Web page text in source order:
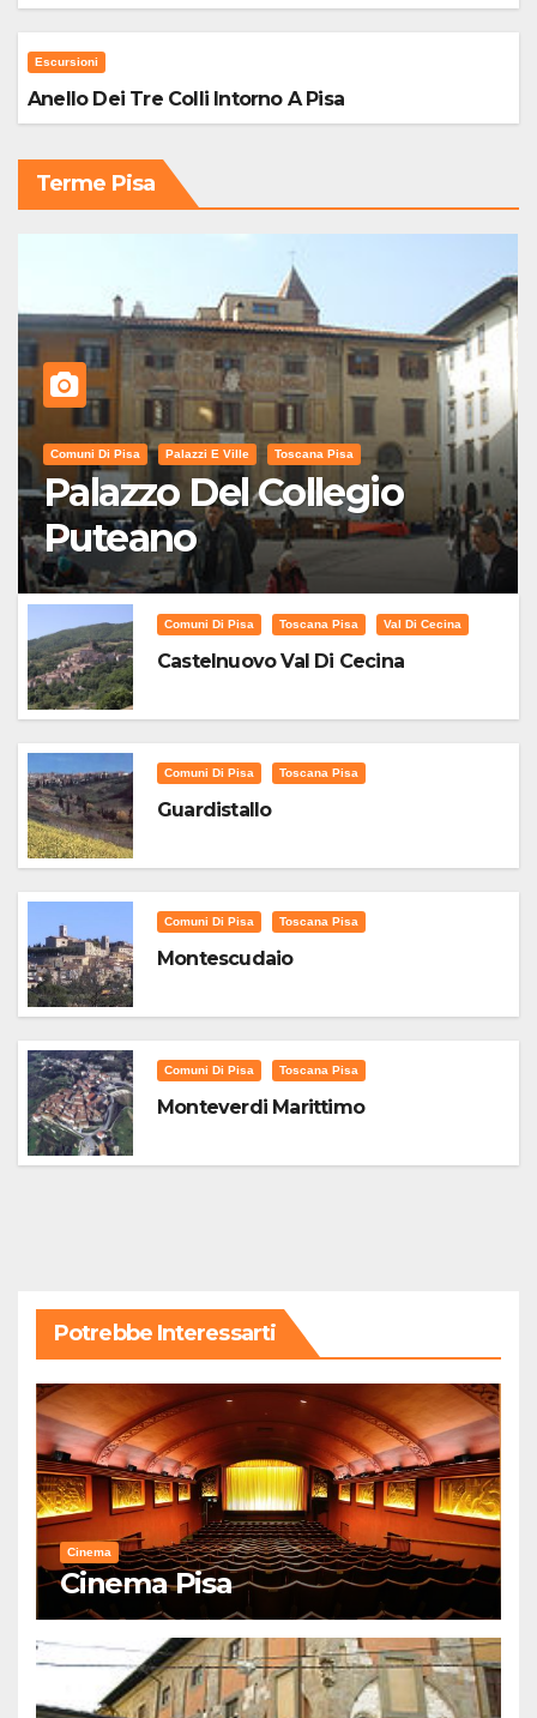
Escursioni
Anello Dei Tre Colli Intorno A Pisa
Terme Pisa
Comuni Di Pisa Palazzi E Ville Toscana Pisa
Palazzo Del Collegio
Puteano
Comuni Di Pisa Toscana Pisa Val Di Cecina
Castelnuovo Val Di Cecina
Comuni Di Pisa Toscana Pisa
Guardistallo
Comuni Di Pisa Toscana Pisa
Montescudaio
Comuni Di Pisa Toscana Pisa
Monteverdi Marittimo
Potrebbe Interessarti
Cinema
Cinema Pisa